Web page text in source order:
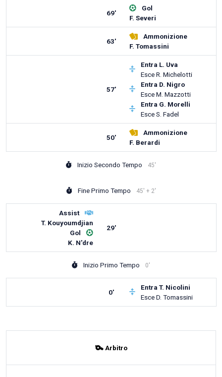
69'
Gol
F. Severi
63'
Ammonizione
F. Tomassini
57'
Entra L. Uva
EsceR. Michelotti
Entra D. Nigro
EsceM. Mazzotti
Entra G. Morelli
EsceS. Fadel
50'
Ammonizione
F. Berardi
Inizio Secondo Tempo 45'
Fine Primo Tempo 45' + 2'
Assist
T. Kouyoumdjian
Gol
K. N'dre
29'
Inizio Primo Tempo 0'
0'
Entra T. Nicolini
EsceD. Tomassini
Arbitro